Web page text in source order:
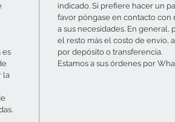
es
la
indicado. Si prefiere hacer un
favor póngase en contacto con
a sus necesidades. En general,
el resto más el costo de envío,
por depósito o transferencia.
Estamos a sus órdenes por